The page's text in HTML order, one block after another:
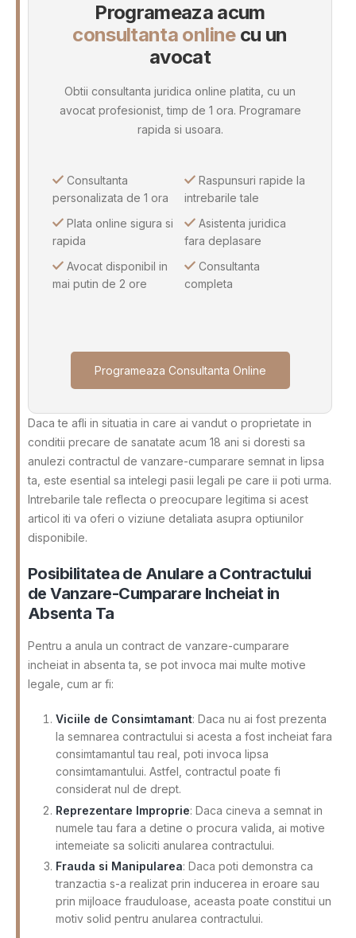
Programeaza acum
consultanta onlinecu un
avocat
Obtii consultanta juridica online platita, cu un
avocat profesionist, timp de 1 ora. Programare
rapida si usoara.
Consultanta
personalizata de 1 ora
Plata online sigura si
rapida
Avocat disponibil in
mai putin de 2 ore
Raspunsuri rapide la
intrebarile tale
Asistenta juridica
fara deplasare
Consultanta
completa
Programeaza Consultanta Online
Daca te afli in situatia in care ai vandut o proprietate in
conditii precare de sanatate acum 18 ani si doresti sa
anulezi contractul de vanzare-cumparare semnat in lipsa
ta, este esential sa intelegi pasii legali pe care ii poti urma.
Intrebarile tale reflecta o preocupare legitima si acest
articol iti va oferi o viziune detaliata asupra optiunilor
disponibile.
Posibilitatea de Anulare a Contractului
de Vanzare-Cumparare Incheiat in
Absenta Ta
Pentru a anula un contract de vanzare-cumparare
incheiat in absenta ta, se pot invoca mai multe motive
legale, cum ar fi:
Viciile de Consimtamant: Daca nu ai fost prezenta
la semnarea contractului si acesta a fost incheiat fara
consimtamantul tau real, poti invoca lipsa
consimtamantului. Astfel, contractul poate fi
considerat nul de drept.
Reprezentare Improprie: Daca cineva a semnat in
numele tau fara a detine o procura valida, ai motive
intemeiate sa soliciti anularea contractului.
Frauda si Manipularea: Daca poti demonstra ca
tranzactia s-a realizat prin inducerea in eroare sau
prin mijloace frauduloase, aceasta poate constitui un
motiv solid pentru anularea contractului.